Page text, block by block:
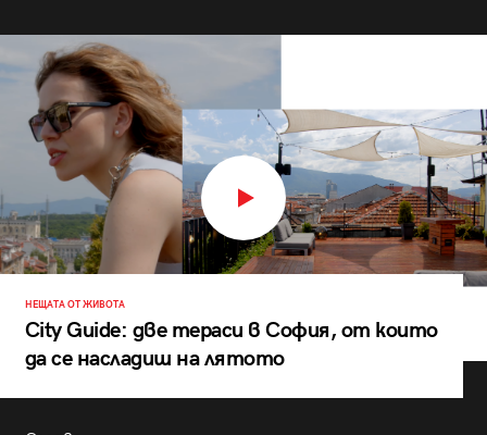
НЕЩАТА ОТ ЖИВОТА
City Guide: две тераси в София, от които
да се насладиш на лятото